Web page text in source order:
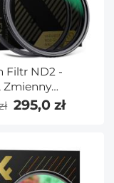
Filtr ND2 -
Zmienny
Gęstość,
X Seria
295,0 zł